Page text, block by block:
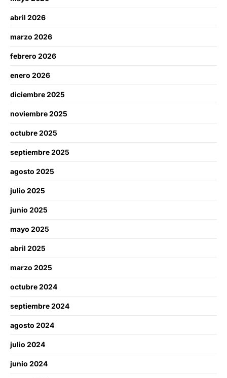
abril 2026
marzo 2026
febrero 2026
enero 2026
diciembre 2025
noviembre 2025
octubre 2025
septiembre 2025
agosto 2025
julio 2025
junio 2025
mayo 2025
abril 2025
marzo 2025
octubre 2024
septiembre 2024
agosto 2024
julio 2024
junio 2024